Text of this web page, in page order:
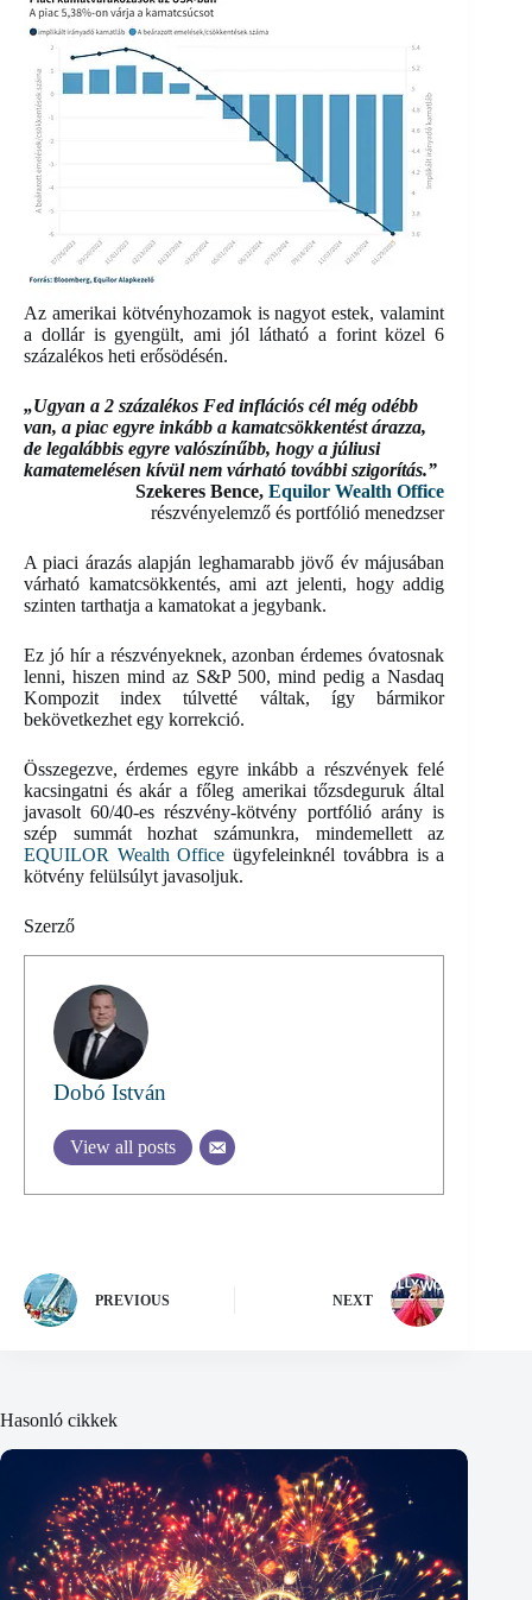
Az amerikai kötvényhozamok is nagyot estek, valamint
a dollár is gyengült, ami jól látható a forint közel 6
százalékos heti erősödésén.
„Ugyan a 2 százalékos Fed inflációs cél még odébb
van, a piac egyre inkább a kamatcsökkentést árazza,
de legalábbis egyre valószínűbb, hogy a júliusi
kamatemelésen kívül nem várható további szigorítás.”
Szekeres Bence,Equilor Wealth Office
részvényelemző és portfólió menedzser
A piaci árazás alapján leghamarabb jövő év májusában
várható kamatcsökkentés, ami azt jelenti, hogy addig
szinten tarthatja a kamatokat a jegybank.
Ez jó hír a részvényeknek, azonban érdemes óvatosnak
lenni, hiszen mind az S&P 500, mind pedig a Nasdaq
Kompozit index túlvetté váltak, így bármikor
bekövetkezhet egy korrekció.
Összegezve, érdemes egyre inkább a részvények felé
kacsingatni és akár a főleg amerikai tőzsdeguruk által
javasolt 60/40-es részvény-kötvény portfólió arány is
szép summát hozhat számunkra, mindemellett az
EQUILOR Wealth Office ügyfeleinknél továbbra is a
kötvény felülsúlyt javasoljuk.
Szerző
Dobó István
View all posts
PREVIOUS NEXT
Hasonló cikkek